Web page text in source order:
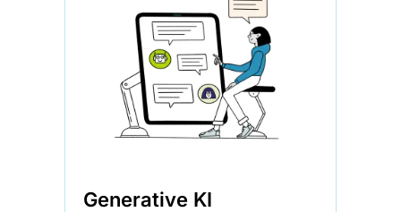
Generative KI